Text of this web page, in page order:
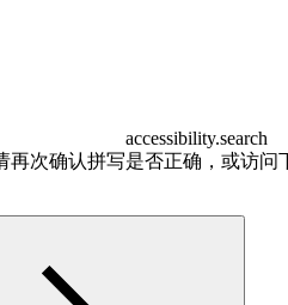
accessibility.search
再次确认拼写是否正确，或访问